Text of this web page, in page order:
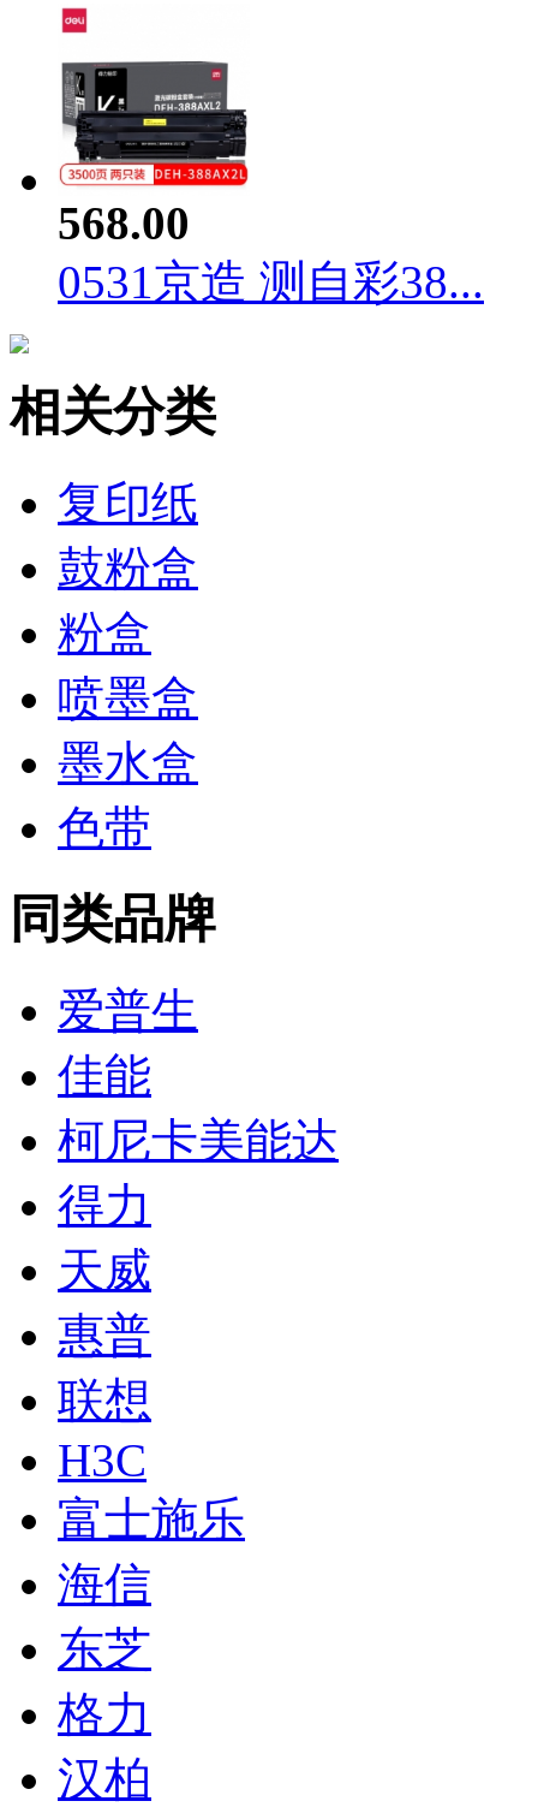
568.00
0531京造 测自彩38...
相关分类
复印纸
鼓粉盒
粉盒
喷墨盒
墨水盒
色带
同类品牌
爱普生
佳能
柯尼卡美能达
得力
天威
惠普
联想
H3C
富士施乐
海信
东芝
格力
汉柏